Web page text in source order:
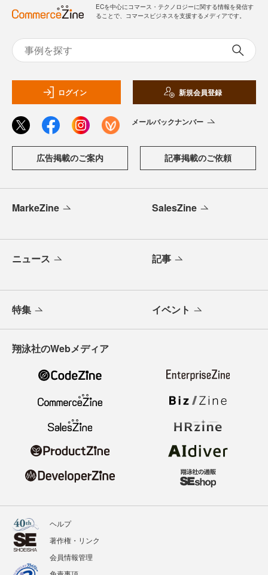
ECを中心にコマース・テクノロジーに関する情報を発信す
ることで、コマースビジネスを支援するメディアです。
ログイン 新規会員登録
メールバックナンバー
広告掲載のご案内 記事掲載のご依頼
MarkeZine SalesZine
ニュース 記事
特集 イベント
翔泳社のWebメディア
ヘルプ
著作権・リンク
会員情報管理